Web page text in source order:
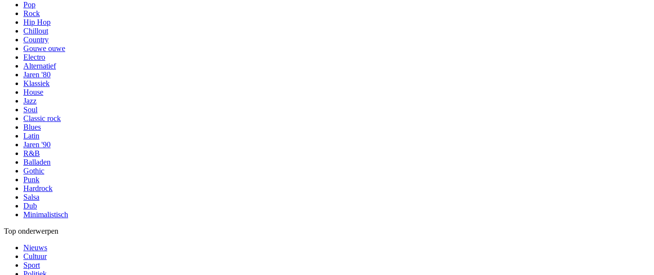
Pop
Rock
Hip Hop
Chillout
Country
Gouwe ouwe
Electro
Alternatief
Jaren '80
Klassiek
House
Jazz
Soul
Classic rock
Blues
Latin
Jaren '90
R&B
Balladen
Gothic
Punk
Hardrock
Salsa
Dub
Minimalistisch
Top onderwerpen
Nieuws
Cultuur
Sport